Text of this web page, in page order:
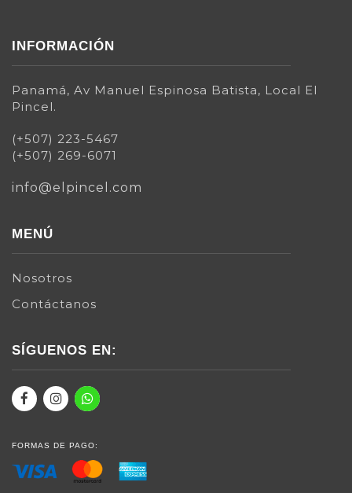
INFORMACIÓN
Panamá, Av Manuel Espinosa Batista, Local El
Pincel.
(+507) 223-5467
(+507) 269-6071
info@elpincel.com
MENÚ
Nosotros
Contáctanos
SÍGUENOS EN:
FORMAS DE PAGO: